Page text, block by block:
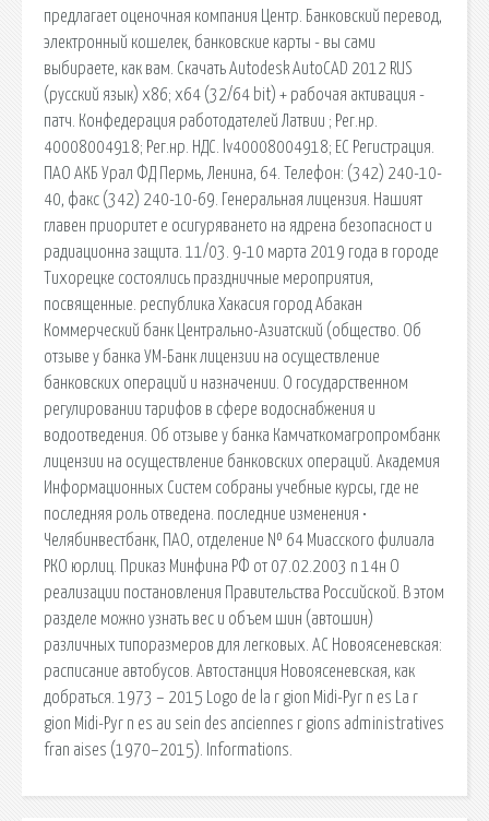
предлагает оценочная компания Центр. Банковский перевод,
электронный кошелек, банковские карты - вы сами
выбираете, как вам. Скачать Autodesk AutoCAD 2012 RUS
(русский язык) х86; х64 (32/64 bit) + рабочая активация -
патч. Конфедерация работодателей Латвии ; Рег.нр.
40008004918; Рег.нр. НДС. lv40008004918; ЕС Регистрация.
ПАО АКБ Урал ФД Пермь, Ленина, 64. Телефон: (342) 240-10-
40, факс (342) 240-10-69. Генеральная лицензия. Нашият
главен приоритет е осигуряването на ядрена безопасност и
радиационна защита. 11/03. 9-10 марта 2019 года в городе
Тихорецке состоялись праздничные мероприятия,
посвященные. республика Хакасия город Абакан
Коммерческий банк Центрально-Азиатский (общество. Об
отзыве у банка УМ-Банк лицензии на осуществление
банковских операций и назначении. О государственном
регулировании тарифов в сфере водоснабжения и
водоотведения. Об отзыве у банка Камчаткомагропромбанк
лицензии на осуществление банковских операций. Академия
Информационных Систем собраны учебные курсы, где не
последняя роль отведена. последние изменения •
Челябинвестбанк, ПАО, отделение № 64 Миасского филиала
РКО юрлиц. Приказ Минфина РФ от 07.02.2003 n 14н О
реализации постановления Правительства Российской. В этом
разделе можно узнать вес и объем шин (автошин)
различных типоразмеров для легковых. АС Новоясеневская:
расписание автобусов. Автостанция Новоясеневская, как
добраться. 1973 – 2015 Logo de la r gion Midi-Pyr n es La r
gion Midi-Pyr n es au sein des anciennes r gions administratives
fran aises (1970–2015). Informations.